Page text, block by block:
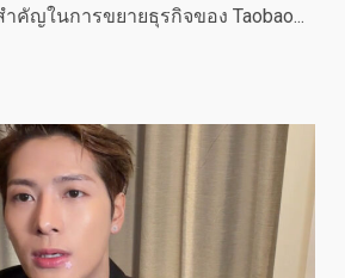
คัญในการขยายธุรกิจของ Taobao...